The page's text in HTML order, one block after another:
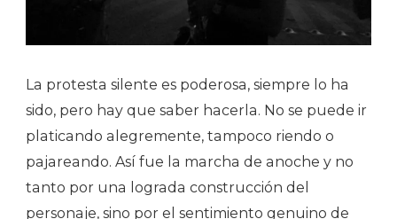
La protesta silente es poderosa, siempre lo ha
sido, pero hay que saber hacerla. No se puede ir
platicando alegremente, tampoco riendo o
pajareando. Así fue la marcha de anoche y no
tanto por una lograda construcción del
personaje, sino por el sentimiento genuino de